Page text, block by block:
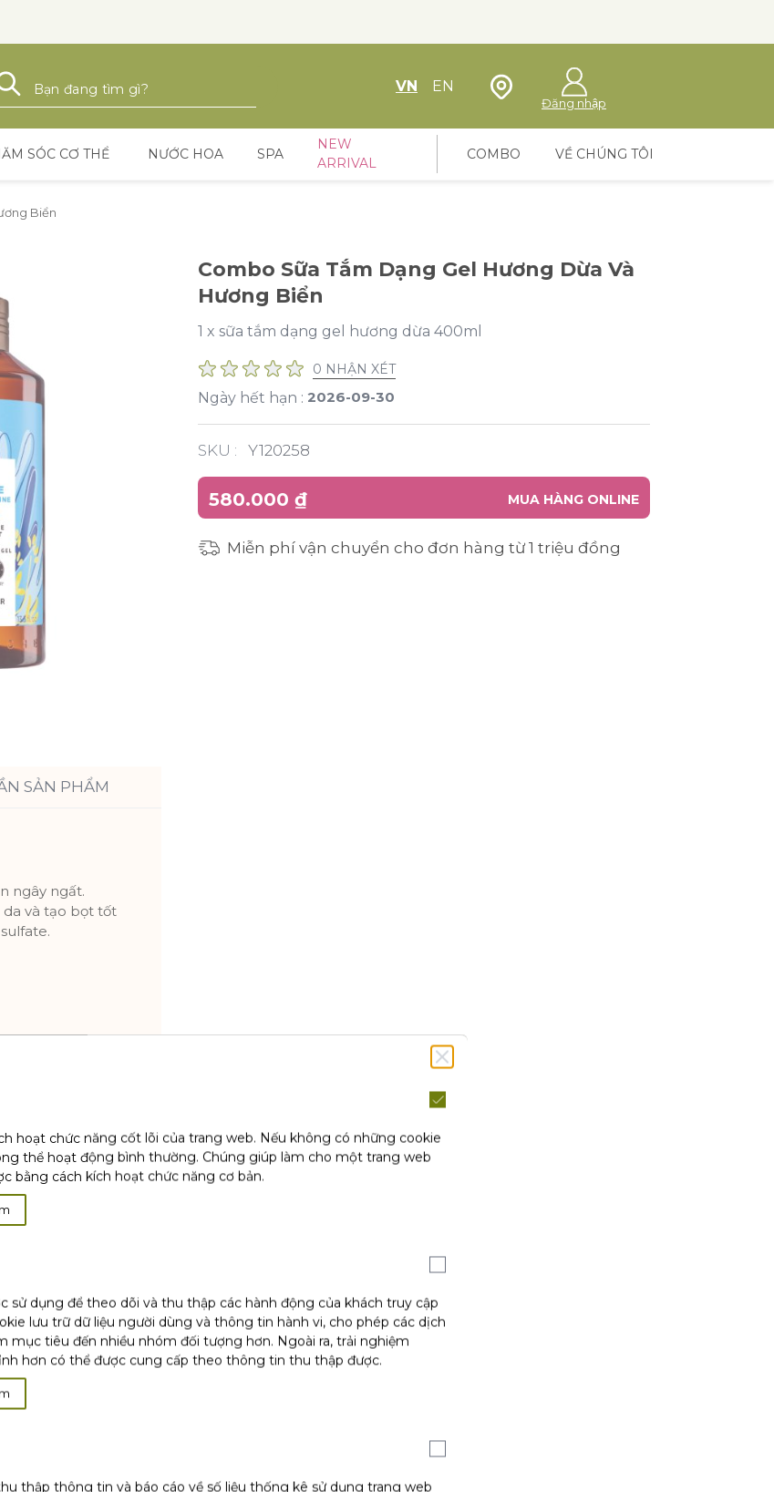
Tìm kiếm VN EN Định vị cửa hàng
Đăng nhập
SÓC CƠ THỂ NƯỚC HOA SPA
NEW
ARRIVAL
COMBO VỀ CHÚNG TÔI
Biển
Combo Sữa Tắm Dạng Gel Hương Dừa Và
Hương Biển
1 x sữa tắm dạng gel hương dừa 400ml
0 NHẬN XÉT
Ngày hết hạn : 2026-09-30
SKU : Y120258
580.000 ₫ MUA HÀNG ONLINE
Miễn phí vận chuyển cho đơn hàng từ 1 triệu đồng
SẢN PHẨM
ngây ngất.
và tạo bọt tốt
ĐÓ
nhàng*
nguyên*
sản phẩm hiệu
21 ngày. Kết
hoạt chức năng cốt lõi của trang web. Nếu không có những cookie
thể hoạt động bình thường. Chúng giúp làm cho một trang web
bằng cách kích hoạt chức năng cơ bản.
sử dụng để theo dõi và thu thập các hành động của khách truy cập
lưu trữ dữ liệu người dùng và thông tin hành vi, cho phép các dịch
mục tiêu đến nhiều nhóm đối tượng hơn. Ngoài ra, trải nghiệm
hơn có thể được cung cấp theo thông tin thu thập được.
thập thông tin và báo cáo về số liệu thống kê sử dụng trang web